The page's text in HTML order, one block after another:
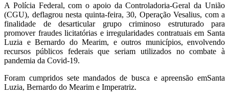
A Polícia Federal, com o apoio da Controladoria-Geral da União
(CGU), deflagrou nesta quinta-feira, 30, Operação Vesalius, com a
finalidade de desarticular grupo criminoso estruturado para
promover fraudes licitatórias e irregularidades contratuais em Santa
Luzia e Bernardo do Mearim, e outros municípios, envolvendo
recursos públicos federais que seriam utilizados no combate à
pandemia da Covid-19.
Foram cumpridos sete mandados de busca e apreensão emSanta
Luzia, Bernardo do Mearim e Imperatriz.